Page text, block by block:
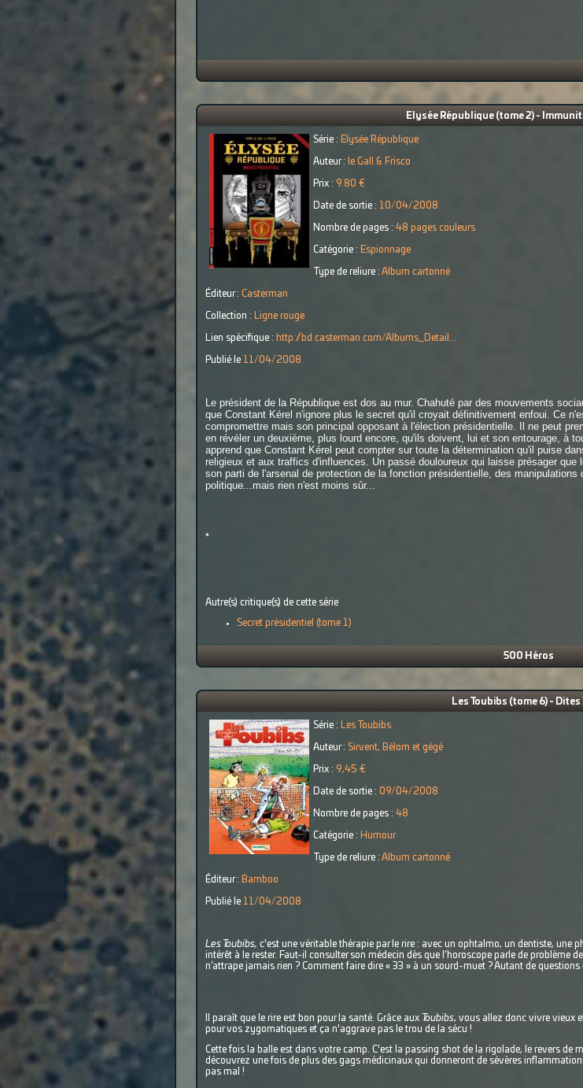
Elysée République (tome 2) -
Série : Elysée République
Auteur : le Gall & Frisco
Prix : 9.80 €
Date de sortie : 10/04/2008
Nombre de pages : 48 pages couleurs
Catégorie : Espionnage
Type de reliure : Album cartonné
Éditeur : Casterman
Collection : Ligne rouge
Lien spécifique : http://bd.casterman.com/Albums_Detail...
Publié le 11/04/2008
Le président de la République est dos au mur. Chahuté par des mouvements
que Constant Kérel n'ignore plus le secret qu'il croyait définitivement enfoui. Ce
compromettre mais son principal opposant à l'élection présidentielle. Il ne peut
en révéler un deuxième, plus lourd encore, qu'ils doivent, lui et son entourage, à
apprend que Constant Kérel peut compter sur toute la détermination qu'il puise
religieux et aux traffics d'influences. Un passé douloureux qui laisse présager
son parti de l'arsenal de protection de la fonction présidentielle, des
politique...mais rien n'est moins sûr...
*
Autre(s) critique(s) de cette série
Secret présidentiel (tome 1)
500 Héros
Les Toubibs (tome 6) - Dites
Série : Les Toubibs
Auteur : Sirvent, Bélom et gégé
Prix : 9,45 €
Date de sortie : 09/04/2008
Nombre de pages : 48
Catégorie : Humour
Type de reliure : Album cartonné
Éditeur : Bamboo
Publié le 11/04/2008
Les Toubibs, c'est une véritable thérapie par le rire : avec un ophtalmo, un dentiste, une
intérêt à le rester. Faut-il consulter son médecin dès que l’horoscope parle de problème
n’attrape jamais rien ? Comment faire dire « 33 » à un sourd-muet ? Autant de
Il paraît que le rire est bon pour la santé. Grâce aux Toubibs, vous allez donc vivre vieux
pour vos zygomatiques et ça n'aggrave pas le trou de la sécu !
Cette fois la balle est dans votre camp. C'est la passing shot de la rigolade, le revers de
découvrez une fois de plus des gags médicinaux qui donneront de sévères
pas mal !